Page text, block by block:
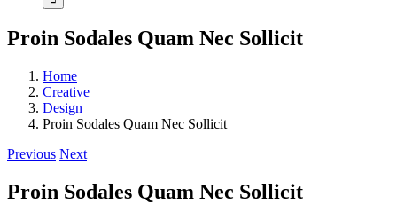
Proin Sodales Quam Nec Sollicit
Home
Creative
Design
Proin Sodales Quam Nec Sollicit
Previous Next
Proin Sodales Quam Nec Sollicit